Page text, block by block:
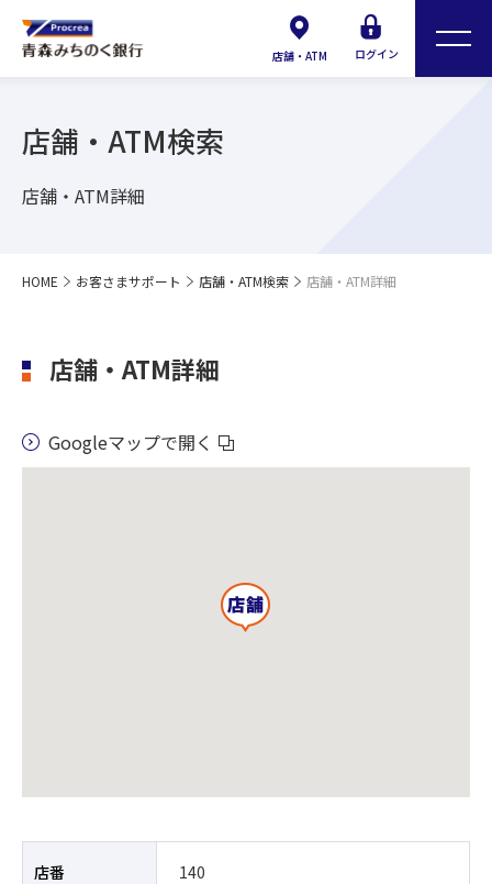
店舗・ATM ログイン
店舗・ATM検索
店舗・ATM詳細
HOME お客さまサポート 店舗・ATM検索 店舗・ATM詳細
店舗・ATM詳細
Googleマップで開く
店番 140